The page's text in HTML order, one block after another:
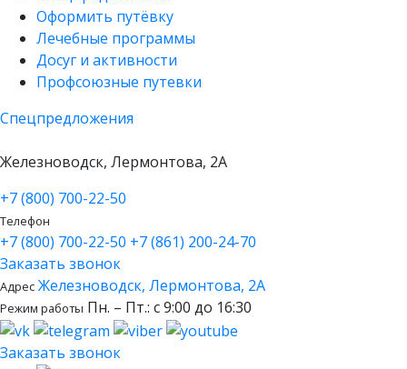
Оформить путёвку
Лечебные программы
Досуг и активности
Профсоюзные путевки
Спецпредложения
Железноводск, Лермонтова, 2А
+7 (800) 700-22-50
Телефон
+7 (800) 700-22-50 +7 (861) 200-24-70
Заказать звонок
Адрес Железноводск, Лермонтова, 2А
Режим работы Пн. – Пт.: с 9:00 до 16:30
Заказать звонок